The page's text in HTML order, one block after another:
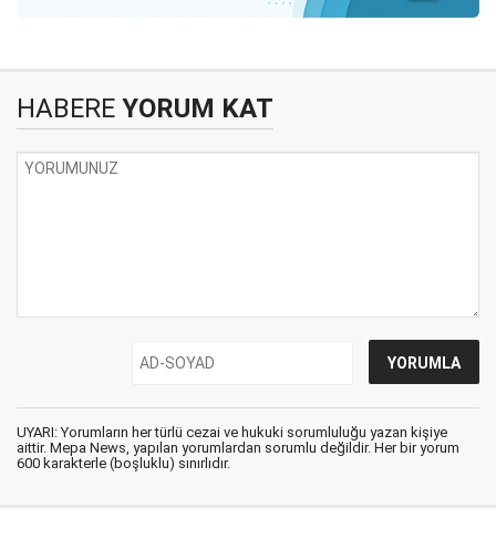
HABERE YORUM KAT
UYARI: Yorumların her türlü cezai ve hukuki sorumluluğu yazan kişiye
aittir. Mepa News, yapılan yorumlardan sorumlu değildir. Her bir yorum
600 karakterle (boşluklu) sınırlıdır.